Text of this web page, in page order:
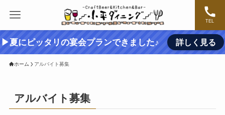
TEL
▶夏にピッタリの宴会プランできました♪ 詳しく見る
ホーム アルバイト募集
アルバイト募集